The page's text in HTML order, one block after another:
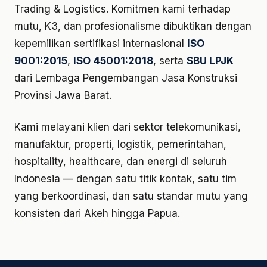
Trading & Logistics. Komitmen kami terhadap
mutu, K3, dan profesionalisme dibuktikan dengan
kepemilikan sertifikasi internasional
ISO
9001:2015, ISO 45001:2018, serta SBU LPJK
dari Lembaga Pengembangan Jasa Konstruksi
Provinsi Jawa Barat.
Kami melayani klien dari sektor telekomunikasi,
manufaktur, properti, logistik, pemerintahan,
hospitality, healthcare, dan energi di seluruh
Indonesia — dengan satu titik kontak, satu tim
yang berkoordinasi, dan satu standar mutu yang
konsisten dari Akeh hingga Papua.